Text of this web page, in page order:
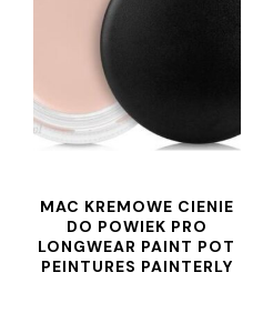
MAC KREMOWE CIENIE
DO POWIEK PRO
LONGWEAR PAINT POT
PEINTURES PAINTERLY